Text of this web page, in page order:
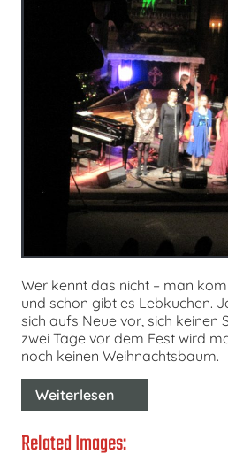
Wer kennt das nicht – man
und schon gibt es Lebkuchen.
sich aufs Neue vor, sich keinen
zwei Tage vor dem Fest wird
noch keinen Weihnachtsbaum.
Weiterlesen
Related Images: